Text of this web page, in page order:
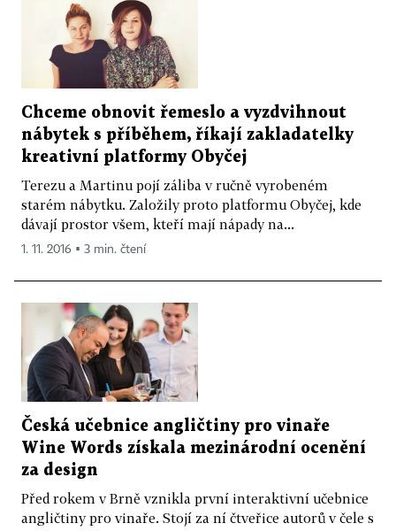
Chceme obnovit řemeslo a vyzdvihnout
nábytek s příběhem, říkají zakladatelky
kreativní platformy Obyčej
Terezu a Martinu pojí záliba v ručně vyrobeném
starém nábytku. Založily proto platformu Obyčej, kde
dávají prostor všem, kteří mají nápady na...
1. 11. 2016 ▪ 3 min. čtení
Česká učebnice angličtiny pro vinaře
Wine Words získala mezinárodní ocenění
za design
Před rokem v Brně vznikla první interaktivní učebnice
angličtiny pro vinaře. Stojí za ní čtveřice autorů v čele s